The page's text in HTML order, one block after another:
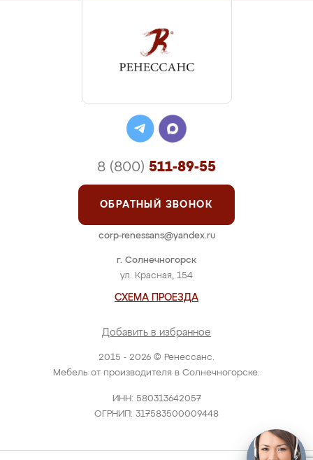
2015 - 2026 © Ренессанс.
Мебель от производителя в Солнечногорске.
ИНН: 580313642057
ОГРНИП: 317583500009448
г. Солнечногорск
ул. Красная, 154
СХЕМА ПРОЕЗДА
Добавить в избранное
8 (800) 511-89-55
ОБРАТНЫЙ ЗВОНОК
corp-renessans@yandex.ru